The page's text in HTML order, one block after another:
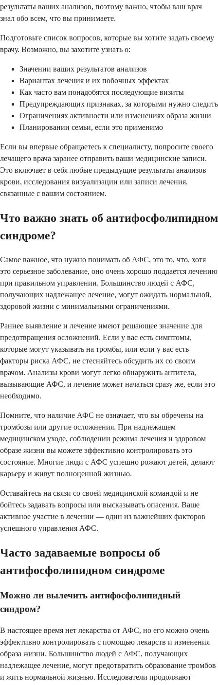
результаты ваших анализов, поэтому важно, чтобы ваш врач
знал обо всем, что вы принимаете.
Подготовьте список вопросов, которые вы хотите задать своему
врачу. Возможно, вы захотите узнать о:
Значении ваших результатов анализов
Вариантах лечения и их побочных эффектах
Как часто вам понадобятся последующие визиты
Предупреждающих признаках, за которыми нужно следить
Ограничениях активности или изменениях образа жизни
Планировании семьи, если это применимо
Если вы впервые обращаетесь к специалисту, попросите своего
лечащего врача заранее отправить ваши медицинские записи.
Это включает в себя любые предыдущие результаты анализов
крови, исследования визуализации или записи лечения,
связанные с вашим состоянием.
Что важно знать об антифосфолипидном
синдроме?
Самое важное, что нужно понимать об АФС, это то, что, хотя
это серьезное заболевание, оно очень хорошо поддается лечению
при правильном управлении. Большинство людей с АФС,
получающих надлежащее лечение, могут ожидать нормальной,
здоровой жизни с минимальными ограничениями.
Раннее выявление и лечение имеют решающее значение для
предотвращения осложнений. Если у вас есть симптомы,
которые могут указывать на тромбы, или если у вас есть
факторы риска АФС, не стесняйтесь обсудить их со своим
врачом. Анализы крови могут легко обнаружить антитела,
вызывающие АФС, и лечение может начаться сразу же, если это
необходимо.
Помните, что наличие АФС не означает, что вы обречены на
тромбозы или другие осложнения. При надлежащем
медицинском уходе, соблюдении режима лечения и здоровом
образе жизни вы можете эффективно контролировать это
состояние. Многие люди с АФС успешно рожают детей, делают
карьеру и живут полноценной жизнью.
Оставайтесь на связи со своей медицинской командой и не
бойтесь задавать вопросы или высказывать опасения. Ваше
активное участие в лечении — один из важнейших факторов
успешного управления АФС.
Часто задаваемые вопросы об
антифосфолипидном синдроме
Можно ли вылечить антифосфолипидный
синдром?
В настоящее время нет лекарства от АФС, но его можно очень
эффективно контролировать с помощью лекарств и изменения
образа жизни. Большинство людей с АФС, получающих
надлежащее лечение, могут предотвратить образование тромбов
и жить нормальной жизнью. Исследователи продолжают